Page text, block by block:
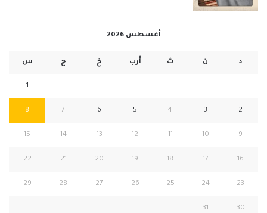
أغسطس 2026
د ن ث أرب خ ج س
1
2
3
4
5
6
7
8
9
10
11
12
13
14
15
16
17
18
19
20
21
22
23
24
25
26
27
28
29
30
31